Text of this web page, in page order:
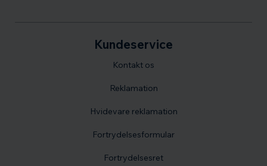
Kundeservice
Kontakt os
Reklamation
Hvidevare reklamation
Fortrydelsesformular
Fortrydelsesret